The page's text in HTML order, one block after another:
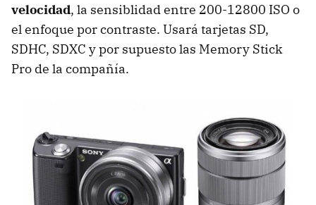
velocidad, la sensiblidad entre 200-12800 ISO o
el enfoque por contraste. Usará tarjetas SD,
SDHC, SDXC y por supuesto las Memory Stick
Pro de la compañía.